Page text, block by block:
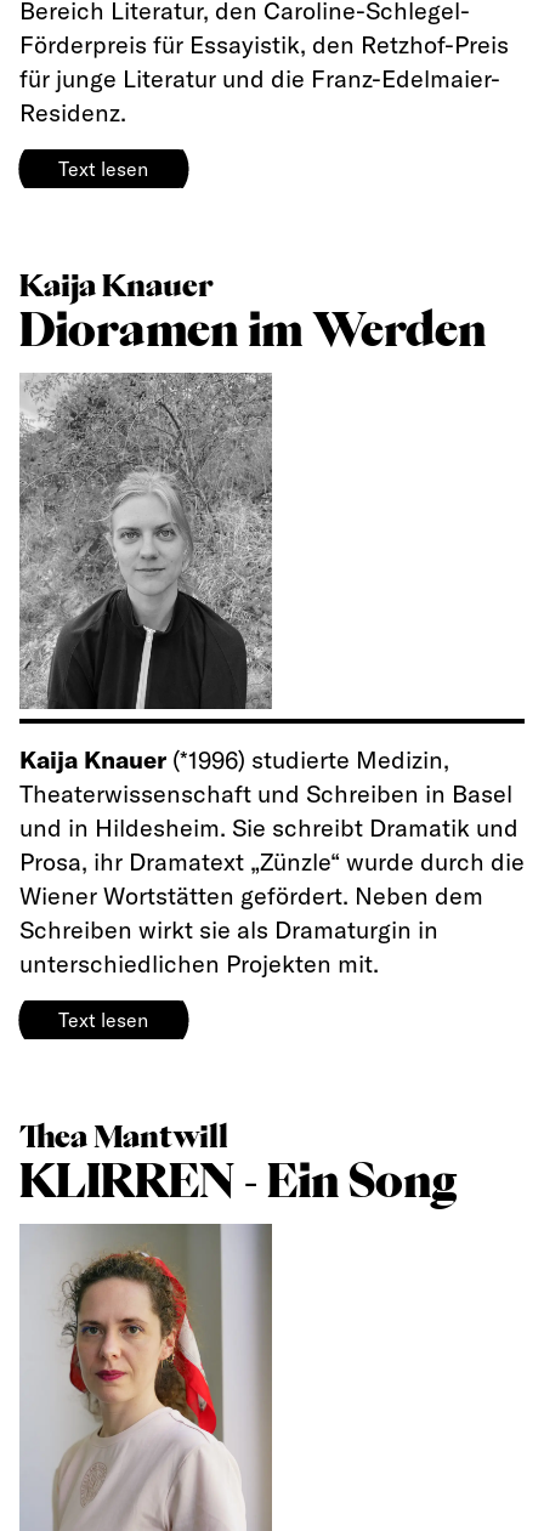
Bereich Literatur, den Caroline-Schlegel-
Förderpreis für Essayistik, den Retzhof-Preis
für junge Literatur und die Franz-Edelmaier-
Residenz.
Text lesen
Kaija Knauer
Dioramen im Werden
Kaija Knauer (*1996) studierte Medizin,
Theaterwissenschaft und Schreiben in Basel
und in Hildesheim. Sie schreibt Dramatik und
Prosa, ihr Dramatext „Zünzle“ wurde durch die
Wiener Wortstätten gefördert. Neben dem
Schreiben wirkt sie als Dramaturgin in
unterschiedlichen Projekten mit.
Text lesen
Thea Mantwill
KLIRREN - Ein Song